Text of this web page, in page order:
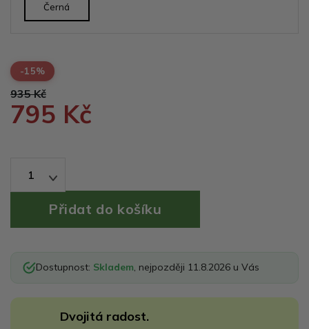
Černá
-15%
935 Kč
795 Kč
1
Dostupnost: Skladem, nejpozději 11.8.2026 u Vás
Dvojitá radost.